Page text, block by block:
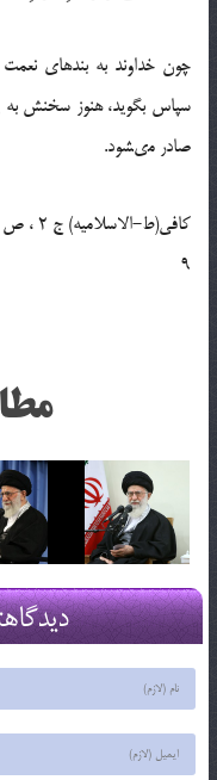
چون خداوند به بنده‏اى نعمت
سپاس بگويد، هنوز سخنش به
صادر مى‏شود.
9